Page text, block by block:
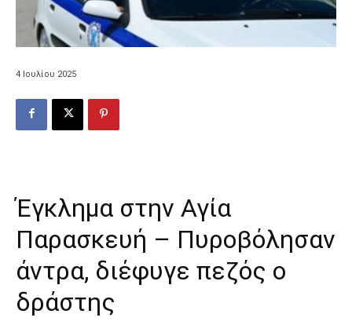
4 Ιουλίου 2025
Έγκλημα στην Αγία
Παρασκευή – Πυροβόλησαν
άντρα, διέφυγε πεζός ο
δράστης